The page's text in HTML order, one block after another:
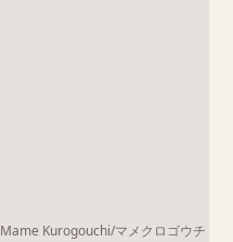
Mame Kurogouchi/マメクロゴウチ